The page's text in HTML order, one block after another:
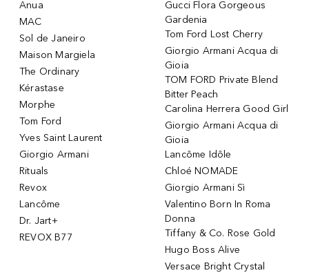
Anua
MAC
Sol de Janeiro
Maison Margiela
The Ordinary
Kérastase
Morphe
Tom Ford
Yves Saint Laurent
Giorgio Armani
Rituals
Revox
Lancôme
Dr. Jart+
REVOX B77
Gucci Flora Gorgeous
Gardenia
Tom Ford Lost Cherry
Giorgio Armani Acqua di
Gioia
TOM FORD Private Blend
Bitter Peach
Carolina Herrera Good Girl
Giorgio Armani Acqua di
Gioia
Lancôme Idôle
Chloé NOMADE
Giorgio Armani Sì
Valentino Born In Roma
Donna
Tiffany & Co. Rose Gold
Hugo Boss Alive
Versace Bright Crystal